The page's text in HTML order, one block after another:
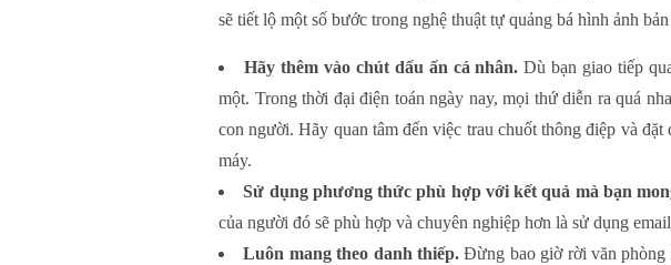
sẽ tiết lộ một số bước trong nghệ thuật tự quảng bá hình ảnh bản
Hãy thêm vào chút dấu ấn cá nhân. Dù bạn giao tiếp
một. Trong thời đại điện toán ngày nay, mọi thứ diễn ra quá
con người. Hãy quan tâm đến việc trau chuốt thông điệp và
máy.
Sử dụng phương thức phù hợp với kết quả mà bạn
của người đó sẽ phù hợp và chuyên nghiệp hơn là sử dụng
Luôn mang theo danh thiếp.Đừng bao giờ rời văn phòng